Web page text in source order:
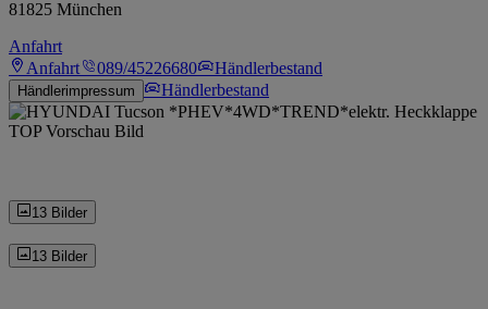
81825 München
Anfahrt
Anfahrt
089/45226680 Händlerbestand
Händlerimpressum Händlerbestand
13 Bilder
13 Bilder